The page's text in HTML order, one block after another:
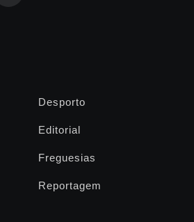
Desporto
Editorial
Freguesias
Reportagem